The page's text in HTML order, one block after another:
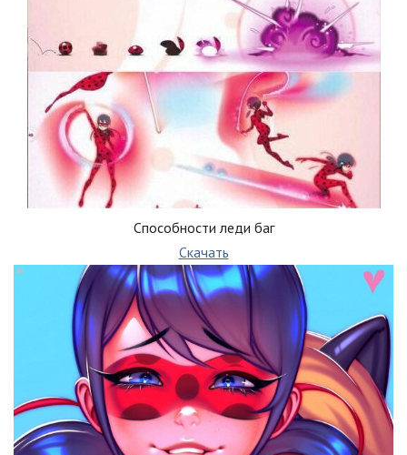
Способности леди баг
Скачать